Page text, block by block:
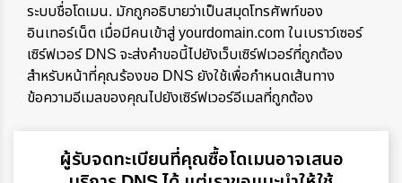
ระบบชื่อโดเมน. มักถูกอธิบายว่าเป็นสมุดโทรศัพท์ของ
อินเทอร์เน็ต เมื่อมีคนเข้าสู่ yourdomain.com ในเบราว์เซอร์
เซิร์ฟเวอร์ DNS จะส่งคำขอนี้ไปยังเว็บเซิร์ฟเวอร์ที่ถูกต้อง
สำหรับหน้าที่คุณร้องขอ DNS ยังใช้เพื่อกำหนดเส้นทาง
ข้อความอีเมลของคุณไปยังเซิร์ฟเวอร์อีเมลที่ถูกต้อง
ผู้รับจดทะเบียนที่คุณซื้อโดเมนอาจเสนอ